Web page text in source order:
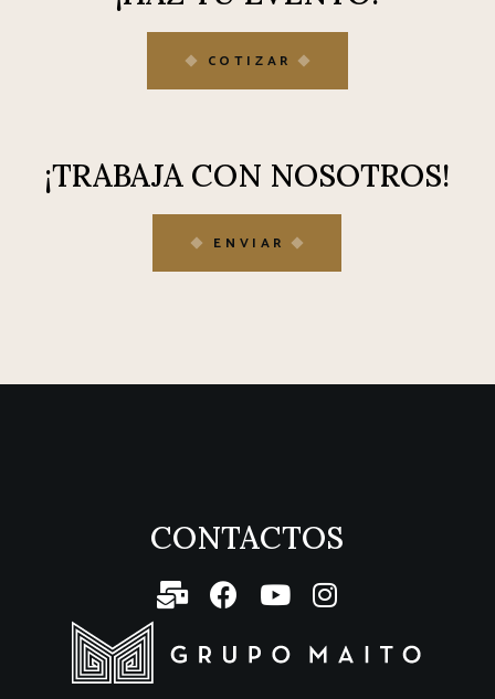
COTIZAR
¡TRABAJA CON NOSOTROS!
ENVIAR
CONTACTOS